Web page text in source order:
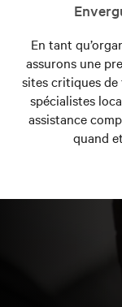
En tant
assurons une
sites critiques de
spécialistes
assistance
quand